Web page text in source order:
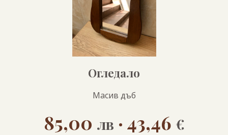
Огледало
Масив дъб
85,00 лв · 43,46 €